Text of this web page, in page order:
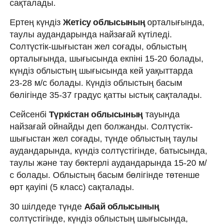
сақталады.
Ертең күндіз Жетісу облысының орталығында,
таулы аудандарында найзағай күтіледі.
Солтүстік-шығыстан жел соғады, облыстың
орталығында, шығысында екпіні 15-20 болады,
күндіз облыстың шығысында кей уақыттарда
23-28 м/с болады. Күндіз облыстың басым
бөлігінде 35-37 градус қатты ыстық сақталады.
Сейсенбі Түркістан облысыныңтауында
найзағай ойнайды деп болжанды. Солтүстік-
шығыстан жел соғады, түнде облыстың таулы
аудандарында, күндіз солтүстігінде, батысында,
таулы және тау бөктерлі аудандарында 15-20 м/
с болады. Облыстың басым бөлігінде төтенше
өрт қауіпі (5 класс) сақталады.
30 шілдеде түнде Абай облысының
солтүстігінде, күндіз облыстың шығысында,